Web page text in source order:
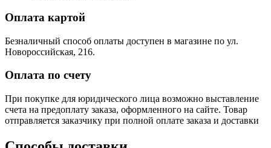
Оплата картой
Безналичный способ оплаты доступен в магазине по ул.
Новороссийская, 216.
Оплата по счету
При покупке для юридического лица возможно выставление
счета на предоплату заказа, оформленного на сайте. Товар
отправляется заказчику при полной оплате заказа и доставки